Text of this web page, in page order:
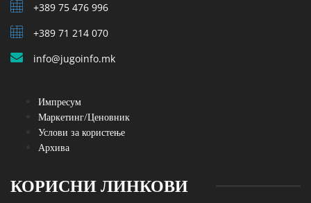
+389 75 476 996
+389 71 214 070
info@jugoinfo.mk
Импресум
Маркетинг/Ценовник
Услови за користење
Архива
КОРИСНИ ЛИНКОВИ